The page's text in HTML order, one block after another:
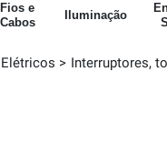
Fios e
Cabos
Iluminação
Interruptores,